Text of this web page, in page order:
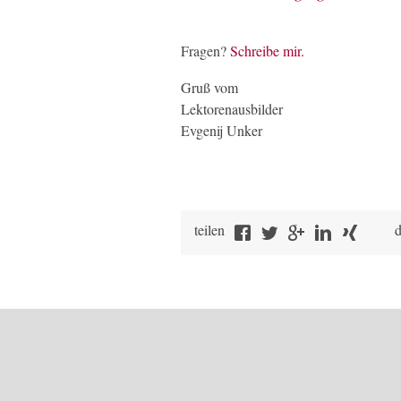
Fragen?Schreibe mir.
Gruß vom
Lektorenausbilder
Evgenij Unker
teilen